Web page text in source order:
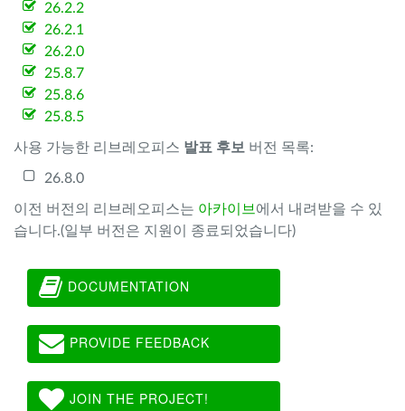
26.2.2
26.2.1
26.2.0
25.8.7
25.8.6
25.8.5
사용 가능한 리브레오피스 발표 후보 버전 목록:
26.8.0
이전 버전의 리브레오피스는 아카이브 에서 내려받을 수 있
습니다.(일부 버전은 지원이 종료되었습니다)
DOCUMENTATION
PROVIDE FEEDBACK
JOIN THE PROJECT!